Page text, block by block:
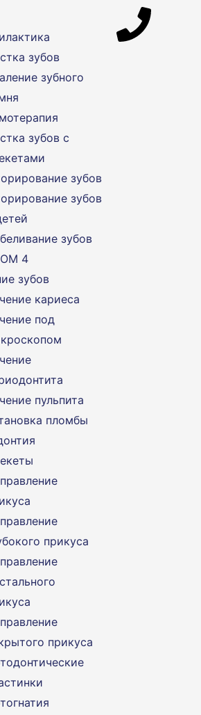
зубов
зубного
зубов с
зубов
зубов
зубов
4
зубов
кариеса
под
пульпита
пломбы
прикуса
прикуса